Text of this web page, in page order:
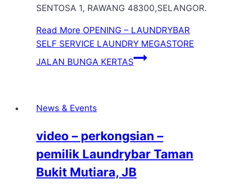
SENTOSA 1, RAWANG 48300,SELANGOR.
Read More OPENING – LAUNDRYBAR
SELF SERVICE LAUNDRY MEGASTORE
JALAN BUNGA KERTAS
News & Events
video – perkongsian –
pemilik Laundrybar Taman
Bukit Mutiara, JB